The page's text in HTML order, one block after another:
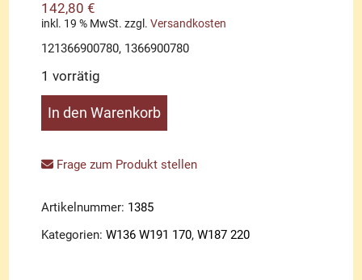
142,80€
inkl. 19 % MwSt. zzgl.Versandkosten
121366900780, 1366900780
1 vorrätig
Zierleiste
Menge
In den Warenkorb
Frage zum Produkt stellen
Artikelnummer: 1385
Kategorien:W136 W191 170,W187 220